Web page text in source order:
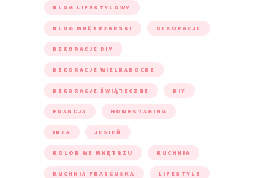
BLOG LIFESTYLOWY
BLOG WNĘTRZARSKI DEKORACJE
DEKORACJE DIY
DEKORACJE WIELKANOCNE
DEKORACJE ŚWIĄTECZNE DIY
FRANCJA HOMESTAGING
IKEA JESIEŃ
KOLOR WE WNĘTRZU KUCHNIA
KUCHNIA FRANCUSKA LIFESTYLE